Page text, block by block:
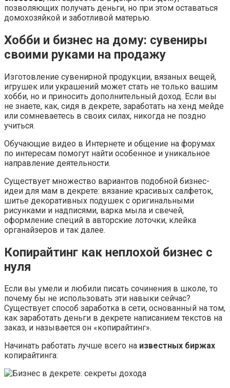
позволяющих получать деньги, но при этом оставаться
домохозяйкой и заботливой матерью.
Хобби и бизнес на дому: сувениры
своими руками на продажу
Изготовление сувенирной продукции, вязаных вещей,
игрушек или украшений может стать не только вашим
хобби, но и приносить дополнительный доход. Если вы
не знаете, как, сидя в декрете, заработать на хенд мейде
или сомневаетесь в своих силах, никогда не поздно
учиться.
Обучающие видео в Интернете и общение на форумах
по интересам помогут найти особенное и уникальное
направление деятельности.
Существует множество вариантов подобной бизнес-
идеи для мам в декрете: вязание красивых салфеток,
шитье декоративных подушек с оригинальными
рисунками и надписями, варка мыла и свечей,
оформление специй в авторские лоточки, клейка
органайзеров и так далее.
Копирайтинг как неплохой бизнес с
нуля
Если вы умели и любили писать сочинения в школе, то
почему бы не использовать эти навыки сейчас?
Существует способ заработка в сети, основанный на том,
как заработать деньги в декрете написанием текстов на
заказ, и называется он «копирайтинг».
Начинать работать лучше всего на известных биржах
копирайтинга: